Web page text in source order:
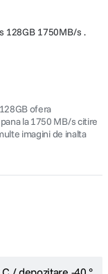
128GB 1750MB/s .
ofera
la 1750 MB/s citire
imagini de inalta